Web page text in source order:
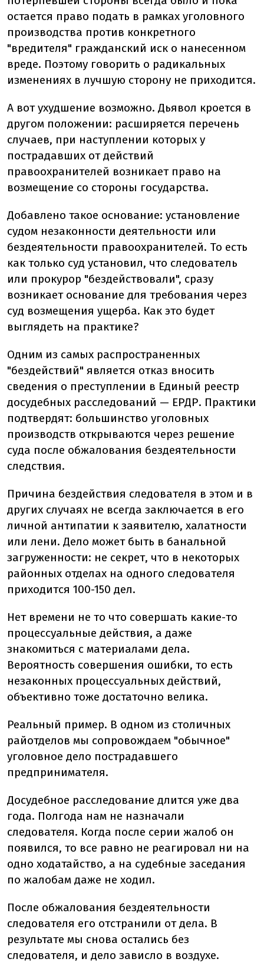
остается право подать в рамках уголовного
производства против конкретного
"вредителя" гражданский иск о нанесенном
вреде. Поэтому говорить о радикальных
изменениях в лучшую сторону не приходится.
А вот ухудшение возможно. Дьявол кроется в
другом положении: расширяется перечень
случаев, при наступлении которых у
пострадавших от действий
правоохранителей возникает право на
возмещение со стороны государства.
Добавлено такое основание: установление
судом незаконности деятельности или
бездеятельности правоохранителей. То есть
как только суд установил, что следователь
или прокурор "бездействовали", сразу
возникает основание для требования через
суд возмещения ущерба. Как это будет
выглядеть на практике?
Одним из самых распространенных
"бездействий" является отказ вносить
сведения о преступлении в Единый реестр
досудебных расследований — ЕРДР. Практики
подтвердят: большинство уголовных
производств открываются через решение
суда после обжалования бездеятельности
следствия.
Причина бездействия следователя в этом и в
других случаях не всегда заключается в его
личной антипатии к заявителю, халатности
или лени. Дело может быть в банальной
загруженности: не секрет, что в некоторых
районных отделах на одного следователя
приходится 100-150 дел.
Нет времени не то что совершать какие-то
процессуальные действия, а даже
знакомиться с материалами дела.
Вероятность совершения ошибки, то есть
незаконных процессуальных действий,
объективно тоже достаточно велика.
Реальный пример. В одном из столичных
райотделов мы сопровождаем "обычное"
уголовное дело пострадавшего
предпринимателя.
Досудебное расследование длится уже два
года. Полгода нам не назначали
следователя. Когда после серии жалоб он
появился, то все равно не реагировал ни на
одно ходатайство, а на судебные заседания
по жалобам даже не ходил.
После обжалования бездеятельности
следователя его отстранили от дела. В
результате мы снова остались без
следователя, и дело зависло в воздухе.